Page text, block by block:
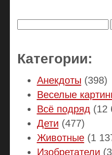
Категории:
Анекдоты (398)
Веселые
Всё подряд (12
Дети (477)
Животные(1
Изобретатели